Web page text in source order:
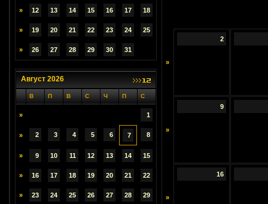
» 12 13 14 15 16 17 18
» 19 20 21 22 23 24 25
» 26 27 28 29 30 31
Август 2026
В П В С Ч П С
» 1
» 2 3 4 5 6 7 8
» 9 10 11 12 13 14 15
» 16 17 18 19 20 21 22
» 23 24 25 26 27 28 29
»
2
»
9
»
16